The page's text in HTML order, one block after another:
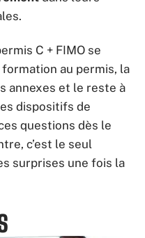
C + FIMO se
au permis, la
annexes et le reste à
dispositifs de
questions dès le
c’est le seul
surprises une fois la